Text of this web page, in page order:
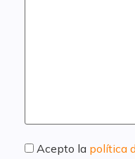
Acepto la política